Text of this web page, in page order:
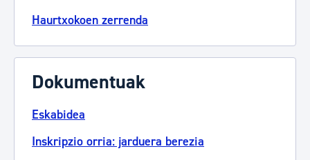
Haurtxokoen zerrenda
Dokumentuak
Eskabidea
Inskripzio orria: jarduera berezia